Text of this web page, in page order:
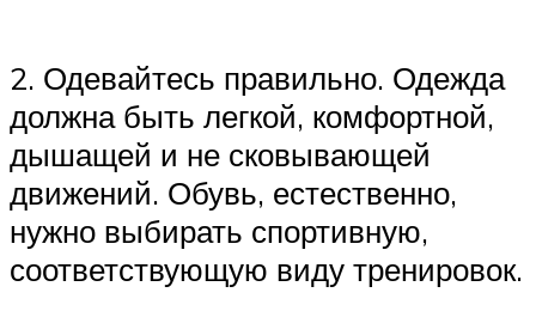
2. Одевайтесь правильно. Одежда
должна быть легкой, комфортной,
дышащей и не сковывающей
движений. Обувь, естественно,
нужно выбирать спортивную,
соответствующую виду тренировок.